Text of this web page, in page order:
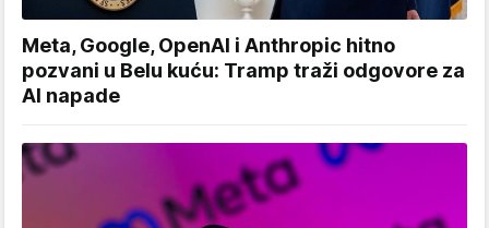
Meta, Google, OpenAI i Anthropic hitno
pozvani u Belu kuću: Tramp traži odgovore za
AI napade